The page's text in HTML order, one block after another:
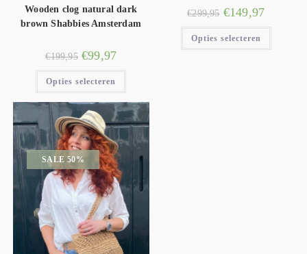
Wooden clog natural dark
brown Shabbies Amsterdam
€199,95 €99,97
Opties selecteren
€299,95 €149,97
Opties selecteren
SALE 50%